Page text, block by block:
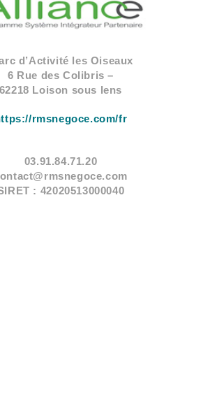
d’Activité les Oiseaux
6 Rue des Colibris –
62218 Loison sous lens
rmsnegoce.com/fr
03.91.84.71.20
: 42020513000040